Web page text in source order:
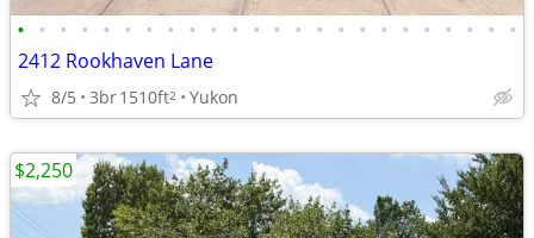
• • • • • • • • • • • • • • • • • • • • • • • •
2412 Rookhaven Lane
8/5 3br1510ft2 Yukon
$2,250